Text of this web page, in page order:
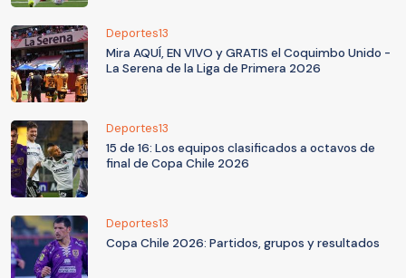
Deportes13
Mira AQUÍ, EN VIVO y GRATIS el Coquimbo Unido -
La Serena de la Liga de Primera 2026
Deportes13
15 de 16: Los equipos clasificados a octavos de
final de Copa Chile 2026
Deportes13
Copa Chile 2026: Partidos, grupos y resultados